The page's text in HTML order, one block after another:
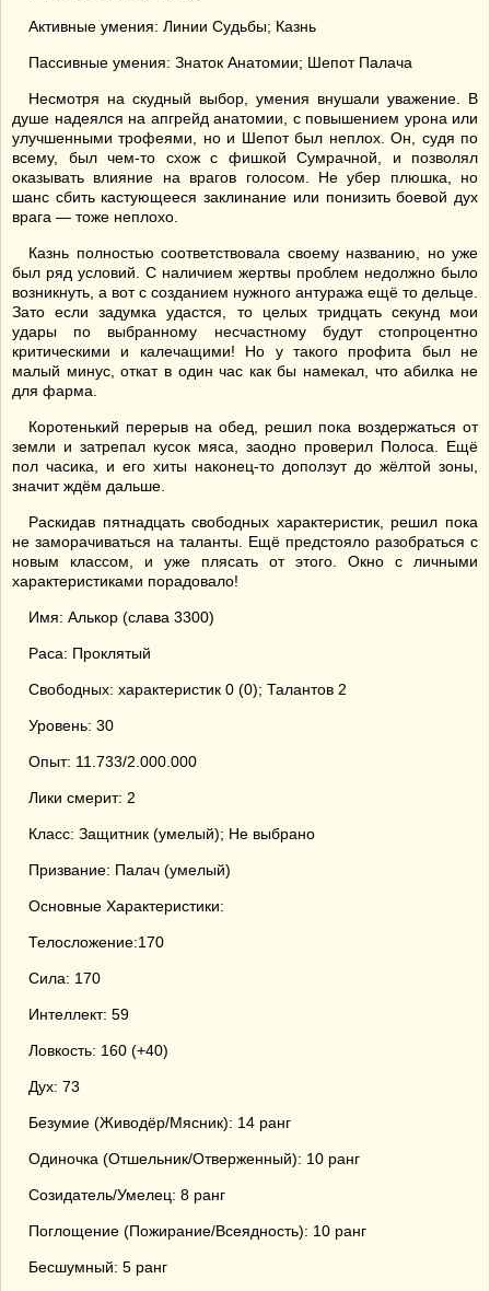
Активные умения: Линии Судьбы; Казнь
Пассивные умения: Знаток Анатомии; Шепот Палача
Несмотря на скудный выбор, умения внушали уважение. В
душе надеялся на апгрейд анатомии, с повышением урона или
улучшенными трофеями, но и Шепот был неплох. Он, судя по
всему, был чем-то схож с фишкой Сумрачной, и позволял
оказывать влияние на врагов голосом. Не убер плюшка, но
шанс сбить кастующееся заклинание или понизить боевой дух
врага — тоже неплохо.
Казнь полностью соответствовала своему названию, но уже
был ряд условий. С наличием жертвы проблем недолжно было
возникнуть, а вот с созданием нужного антуража ещё то дельце.
Зато если задумка удастся, то целых тридцать секунд мои
удары по выбранному несчастному будут стопроцентно
критическими и калечащими! Но у такого профита был не
малый минус, откат в один час как бы намекал, что абилка не
для фарма.
Коротенький перерыв на обед, решил пока воздержаться от
земли и затрепал кусок мяса, заодно проверил Полоса. Ещё
пол часика, и его хиты наконец-то доползут до жёлтой зоны,
значит ждём дальше.
Раскидав пятнадцать свободных характеристик, решил пока
не заморачиваться на таланты. Ещё предстояло разобраться с
новым классом, и уже плясать от этого. Окно с личными
характеристиками порадовало!
Имя: Алькор (слава 3300)
Раса: Проклятый
Свободных: характеристик 0 (0); Талантов 2
Уровень: 30
Опыт: 11.733/2.000.000
Лики смерит: 2
Класс: Защитник (умелый); Не выбрано
Призвание: Палач (умелый)
Основные Характеристики:
Телосложение:170
Сила: 170
Интеллект: 59
Ловкость: 160 (+40)
Дух: 73
Безумие (Живодёр/Мясник): 14 ранг
Одиночка (Отшельник/Отверженный): 10 ранг
Созидатель/Умелец: 8 ранг
Поглощение (Пожирание/Всеядность): 10 ранг
Бесшумный: 5 ранг